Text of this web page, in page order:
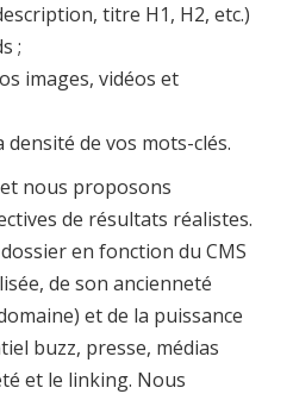
titre H1, H2, etc.)
;
images, vidéos et
de vos mots-clés.
nous proposons
de résultats réalistes.
en fonction du CMS
de son ancienneté
et de la puissance
buzz, presse, médias
et le linking. Nous